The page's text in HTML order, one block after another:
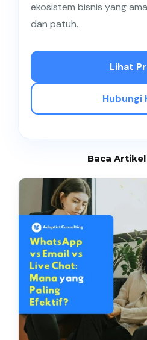
ekosistem bisnis yang
dan patuh.
Lihat
Hubungi
Baca